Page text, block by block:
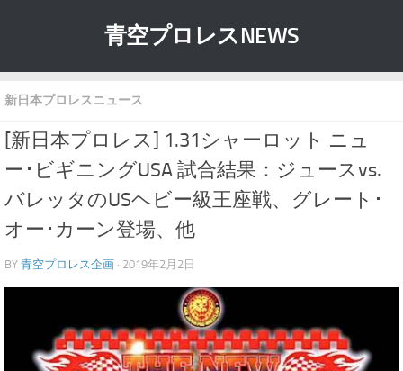
青空プロレスNEWS
新日本プロレスニュース
[新日本プロレス] 1.31シャーロット ニュ
ー･ビギニングUSA 試合結果：ジュースvs.
バレッタのUSヘビー級王座戦、グレート･
オー･カーン登場、他
BY 青空プロレス企画 · 2019年2月2日